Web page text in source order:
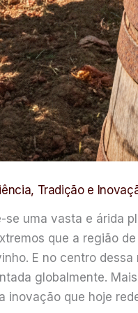
Tradição e
uma vasta e árida
que a região
E no centro
globalmente.
inovação que hoje